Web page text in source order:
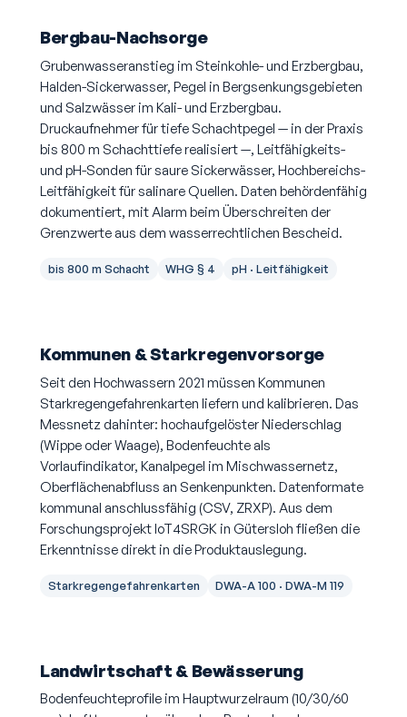
Bergbau-Nachsorge
Grubenwasseranstieg im Steinkohle- und Erzbergbau,
Halden-Sickerwasser, Pegel in Bergsenkungsgebieten
und Salzwässer im Kali- und Erzbergbau.
Druckaufnehmer für tiefe Schachtpegel — in der Praxis
bis 800 m Schachttiefe realisiert —, Leitfähigkeits-
und pH-Sonden für saure Sickerwässer, Hochbereichs-
Leitfähigkeit für salinare Quellen. Daten behördenfähig
dokumentiert, mit Alarm beim Überschreiten der
Grenzwerte aus dem wasserrechtlichen Bescheid.
bis 800 m Schacht WHG § 4 pH · Leitfähigkeit
Kommunen & Starkregenvorsorge
Seit den Hochwassern 2021 müssen Kommunen
Starkregengefahrenkarten liefern und kalibrieren. Das
Messnetz dahinter: hochaufgelöster Niederschlag
(Wippe oder Waage), Bodenfeuchte als
Vorlaufindikator, Kanalpegel im Mischwassernetz,
Oberflächenabfluss an Senkenpunkten. Datenformate
kommunal anschlussfähig (CSV, ZRXP). Aus dem
Forschungsprojekt IoT4SRGK in Gütersloh fließen die
Erkenntnisse direkt in die Produktauslegung.
Starkregengefahrenkarten DWA-A 100 · DWA-M 119
Landwirtschaft & Bewässerung
Bodenfeuchteprofile im Hauptwurzelraum (10/30/60